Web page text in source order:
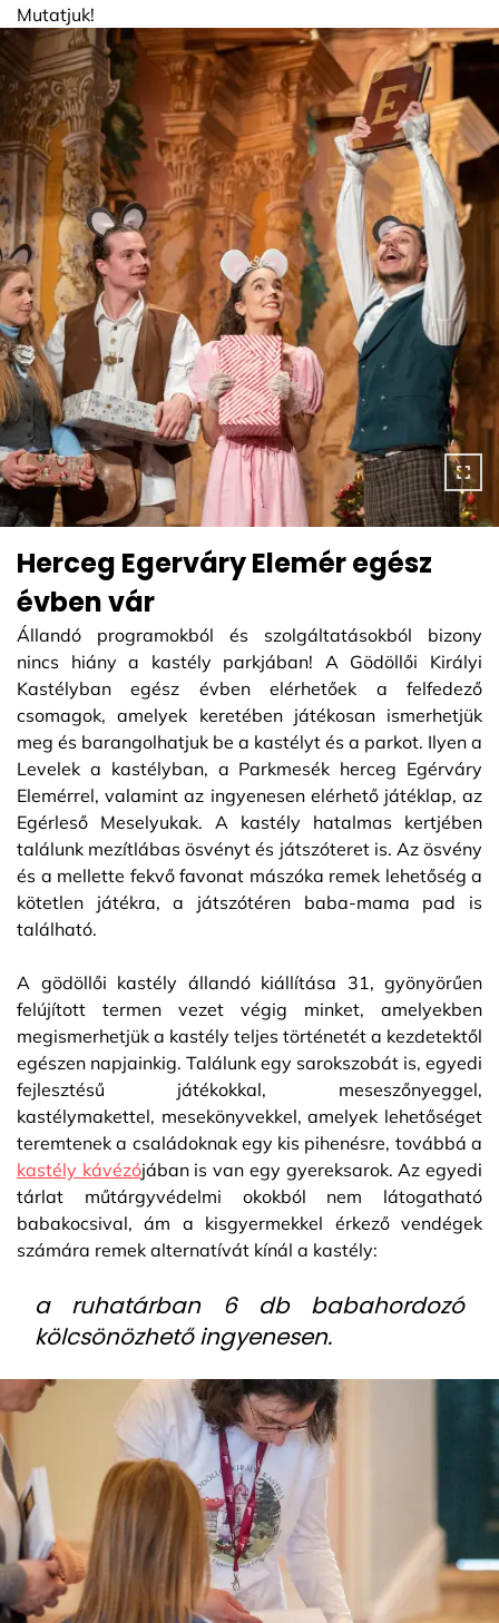
Mutatjuk!
Herceg Egerváry Elemér egész
évben vár
Állandó programokból és szolgáltatásokból bizony
nincs hiány a kastély parkjában! A Gödöllői Királyi
Kastélyban egész évben elérhetőek a felfedező
csomagok, amelyek keretében játékosan ismerhetjük
meg és barangolhatjuk be a kastélyt és a parkot. Ilyen a
Levelek a kastélyban, a Parkmesék herceg Egérváry
Elemérrel, valamint az ingyenesen elérhető játéklap, az
Egérleső Meselyukak. A kastély hatalmas kertjében
találunk mezítlábas ösvényt és játszóteret is. Az ösvény
és a mellette fekvő favonat mászóka remek lehetőség a
kötetlen játékra, a játszótéren baba-mama pad is
található.
A gödöllői kastély állandó kiállítása 31, gyönyörűen
felújított termen vezet végig minket, amelyekben
megismerhetjük a kastély teljes történetét a kezdetektől
egészen napjainkig. Találunk egy sarokszobát is, egyedi
fejlesztésű játékokkal, meseszőnyeggel,
kastélymakettel, mesekönyvekkel, amelyek lehetőséget
teremtenek a családoknak egy kis pihenésre, továbbá a
kastély kávézójában is van egy gyereksarok. Az egyedi
tárlat műtárgyvédelmi okokból nem látogatható
babakocsival, ám a kisgyermekkel érkező vendégek
számára remek alternatívát kínál a kastély:
a ruhatárban 6 db babahordozó
kölcsönözhető ingyenesen.